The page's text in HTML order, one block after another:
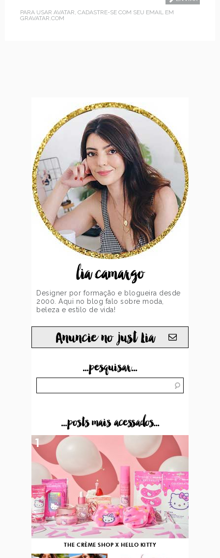
PARA USAR AVATAR, CADASTRE-SE COM SEU EMAIL EM
GRAVATAR.COM
lia camargo
Designer por formação e blogueira desde
2000. Aqui no blog falo sobre moda,
beleza e estilo de vida!
Anuncie no just Lia
...pesquisar...
...posts mais acessados...
THE CRÈME SHOP X HELLO KITTY
1